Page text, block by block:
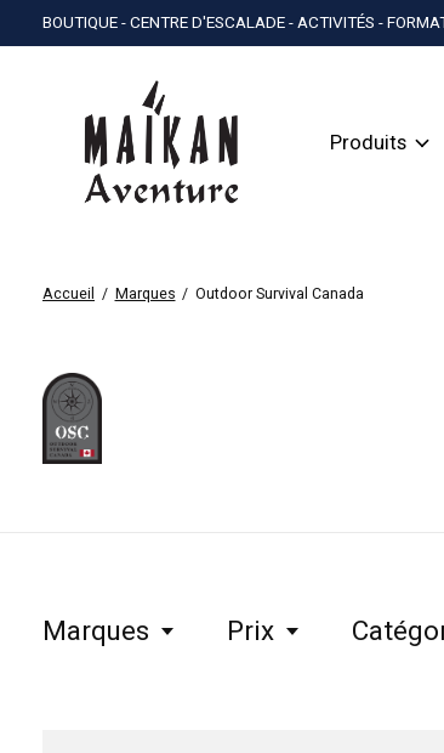
BOUTIQUE - CENTRE D'ESCALADE - ACTIVITÉS -
Produits
Accueil / Marques / Outdoor Survival Canada
Outdoor
Marques Prix